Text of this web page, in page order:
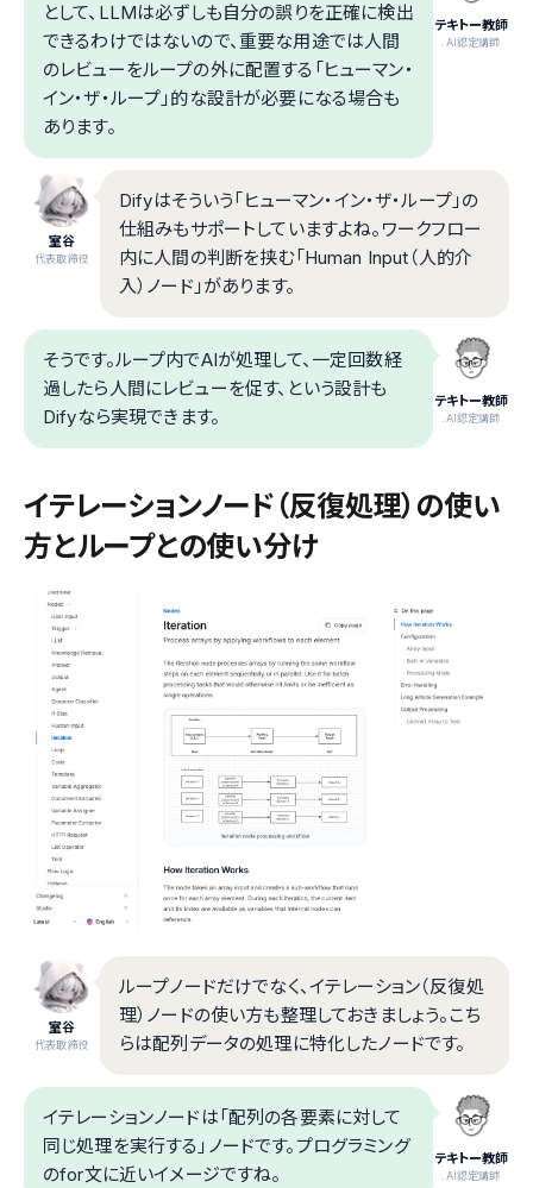
テキトー教師
.AI認定講師
として、LLMは必ずしも自分の誤りを正確に検出
できるわけではないので、重要な用途では人間
のレビューをループの外に配置する「ヒューマン・
イン・ザ・ループ」的な設計が必要になる場合も
あります。
室谷
代表取締役
Difyはそういう「ヒューマン・イン・ザ・ループ」の
仕組みもサポートしていますよね。ワークフロー
内に人間の判断を挟む「Human Input（人的介
入）ノード」があります。
テキトー教師
.AI認定講師
そうです。ループ内でAIが処理して、一定回数経
過したら人間にレビューを促す、という設計も
Difyなら実現できます。
イテレーションノード（反復処理）の使い
方とループとの使い分け
室谷
代表取締役
ループノードだけでなく、イテレーション（反復処
理）ノードの使い方も整理しておきましょう。こち
らは配列データの処理に特化したノードです。
テキトー教師
.AI認定講師
イテレーションノードは「配列の各要素に対して
同じ処理を実行する」ノードです。プログラミング
のfor文に近いイメージですね。